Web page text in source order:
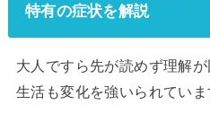
特有の症状を解説
大人ですら先が読めず理解
生活も変化を強いられていま